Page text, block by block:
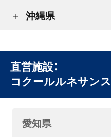
沖縄県
直営施設：
コクールルネサンス
愛知県